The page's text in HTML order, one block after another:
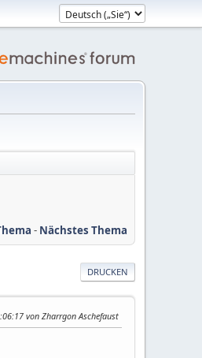
- Nächstes Thema
DRUCKEN
von Zharrgon Aschefaust